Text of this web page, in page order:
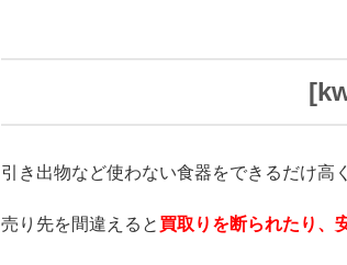
引き出物など使わない食器をできるだけ高
売り先を間違えると 買取りを断られたり、